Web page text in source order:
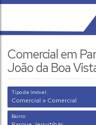
Comercial em
João da Boa
Tipo de Imóvel:
Comercial » Comercial
Bairro: